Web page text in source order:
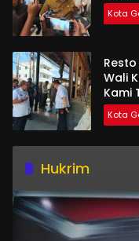
Kota
Wali
Kami
Kota
Hukrim